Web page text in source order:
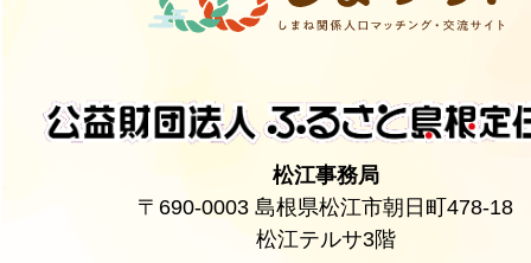
松江事務局
〒690-0003 島根県松江市朝日町478-18
松江テルサ3階